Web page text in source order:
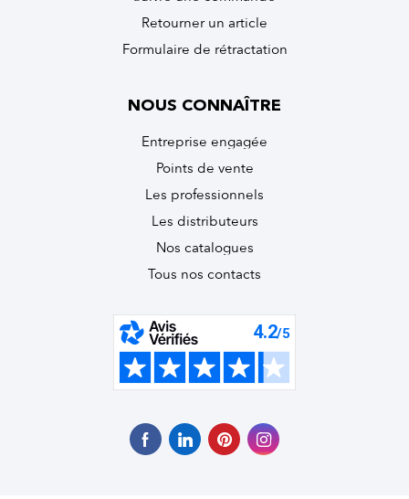
Retourner un article
Formulaire de rétractation
NOUS CONNAÎTRE
Entreprise engagée
Points de vente
Les professionnels
Les distributeurs
Nos catalogues
Tous nos contacts